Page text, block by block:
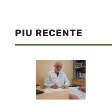
PIU RECENTE